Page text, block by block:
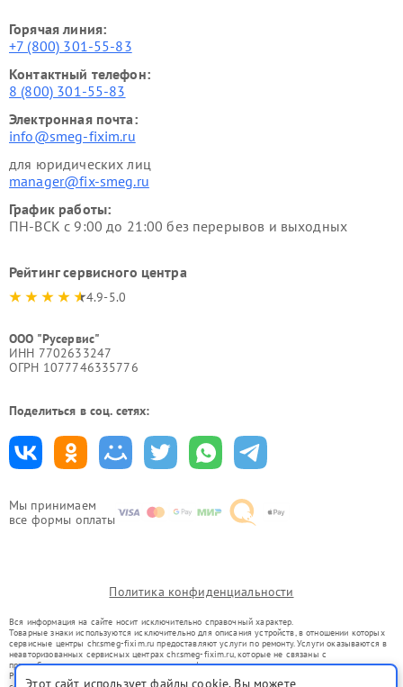
Мы принимаем
все формы оплаты
Горячая линия:
+7 (800) 301-55-83
Контактный телефон:
8 (800) 301-55-83
Электронная почта:
info@smeg-fixim.ru
для юридических лиц
manager@fix-smeg.ru
График работы:
ПН-ВСК с 9:00 до 21:00 без перерывов и выходных
Рейтинг сервисного центра
4.9-5.0
ООО "Русервис"
ИНН 7702633247
ОГРН 1077746335776
Поделиться в соц. сетях:
Политика конфиденциальности
Вся информация на сайте носит исключительно справочный характер.
Товарные знаки используются исключительно для описания устройств, в отношении которых
сервисные центры chr.smeg-fixim.ru предоставляют услуги по ремонту. Услуги оказываются в
неавторизованных сервисных центрах chr.smeg-fixim.ru, которые не связаны с
правообладателями товарных знаков или их официальными представителями.
Ремонт осуществляется для устройств, уже введенных в гражданский оборот в соответствии
Этот сайт использует файлы cookie. Вы можете